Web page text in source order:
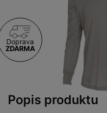
Doprava
ZDARMA
Popis produktu